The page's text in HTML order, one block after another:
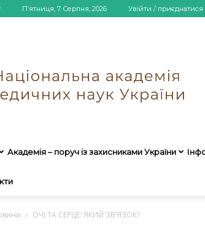
П’ятниця, 7 Серпня, 2026 Увійти / приєднатися
Академія – поруч із захисниками України
ОЧІ ТА СЕРЦЕ: ЯКИЙ ЗВ’ЯЗОК?